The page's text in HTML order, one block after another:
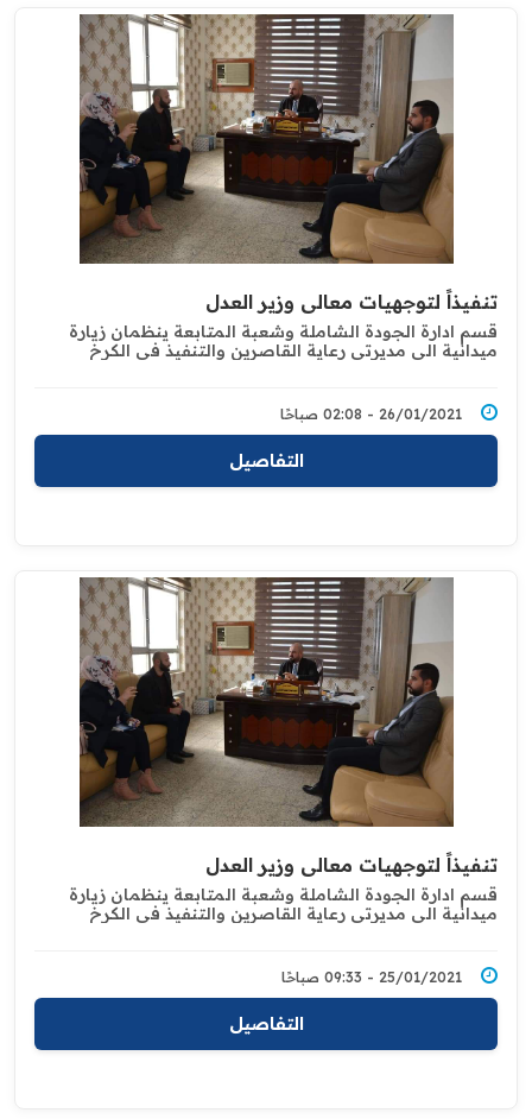
تنفيذاً لتوجهيات معالي وزير العدل
قسم ادارة الجودة الشاملة وشعبة المتابعة ‏ينظمان زيارة
ميدانية الى مديرتي رعاية ‏القاصرين والتنفيذ في الكرخ
26/01/2021 - 02:08 صباحًا
التفاصيل
تنفيذاً لتوجهيات معالي وزير العدل
قسم ادارة الجودة الشاملة وشعبة المتابعة ‏ينظمان زيارة
ميدانية الى مديرتي رعاية ‏القاصرين والتنفيذ في الكرخ
25/01/2021 - 09:33 صباحًا
التفاصيل